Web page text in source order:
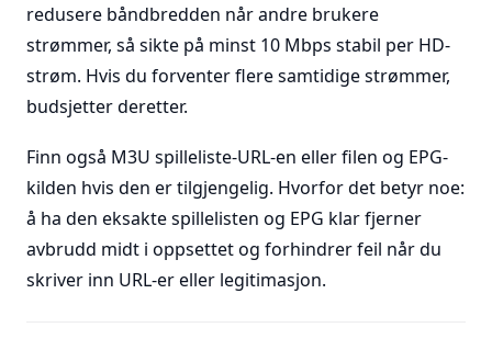
redusere båndbredden når andre brukere
strømmer, så sikte på minst 10 Mbps stabil per HD-
strøm. Hvis du forventer flere samtidige strømmer,
budsjetter deretter.
Finn også M3U spilleliste-URL-en eller filen og EPG-
kilden hvis den er tilgjengelig. Hvorfor det betyr noe:
å ha den eksakte spillelisten og EPG klar fjerner
avbrudd midt i oppsettet og forhindrer feil når du
skriver inn URL-er eller legitimasjon.